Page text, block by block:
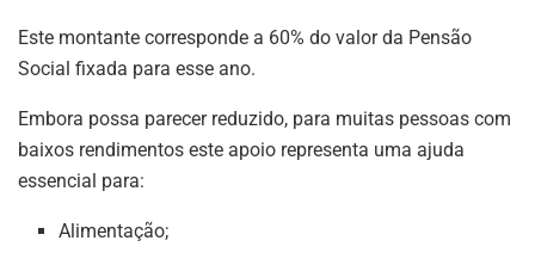
Este montante corresponde a 60% do valor da Pensão
Social fixada para esse ano.
Embora possa parecer reduzido, para muitas pessoas com
baixos rendimentos este apoio representa uma ajuda
essencial para:
Alimentação;